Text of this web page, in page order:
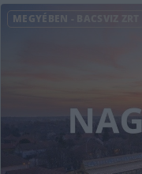
MEGYÉBEN